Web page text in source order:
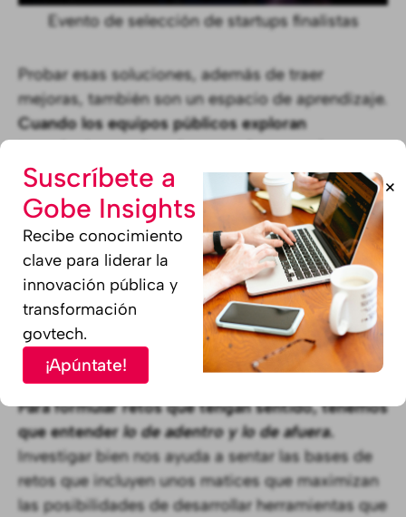
Suscríbete a
Gobe Insights
Recibe conocimiento
clave para liderar la
innovación pública y
transformación
govtech.
¡Apúntate!
+
Evento de selección de startups finalistas
Probar esas soluciones, además de traer
mejoras, también son un espacio de aprendizaje.
Cuando los equipos públicos exploran
teoría, emergen cuestiones como:
¿en qué
puntos tiene sentido automatizar un proceso de
contratación y cuándo sigue siendo
imprescindible una persona detrás? ¿En qué
situaciones los sensores IoT aportan valor en
tiempo real, y cuándo generan ruido más que
datos útiles? Estas reflexiones en la práctica son
las que ayudan a dar forma a la tecnología para
que responda a las necesidades de las personas.
Para formular retos que tengan sentido, tenemos
que entenderlo de adentro y lo de afuera.
Investigar bien nos ayuda a sentar las bases de
retos que incluyen unos matices que maximizan
las posibilidades de desarrollar herramientas que